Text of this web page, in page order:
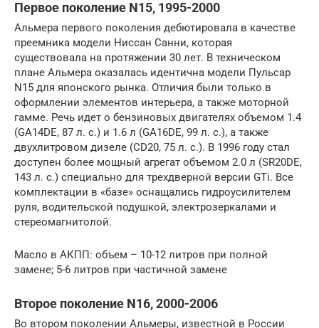
Первое поколение N15, 1995-2000
Альмера первого поколения дебютировала в качестве
преемника модели Ниссан Санни, которая
существовала на протяжении 30 лет. В техническом
плане Альмера оказалась идентична модели Пульсар
N15 для японского рынка. Отличия были только в
оформлении элементов интерьера, а также моторной
гамме. Речь идет о бензиновых двигателях объемом 1.4
(GA14DE, 87 л. с.) и 1.6 л (GA16DE, 99 л. с.), а также
двухлитровом дизеле (CD20, 75 л. с.). В 1996 году стал
доступен более мощный агрегат объемом 2.0 л (SR20DE,
143 л. с.) специально для трехдверной версии GTi. Все
комплектации в «базе» оснащались гидроусилителем
руля, водительской подушкой, электрозеркалами и
стереомагнитолой.
Масло в АКПП: объем – 10-12 литров при полной
замене; 5-6 литров при частичной замене
Второе поколение N16, 2000-2006
Во втором поколении Альмеры, известной в России